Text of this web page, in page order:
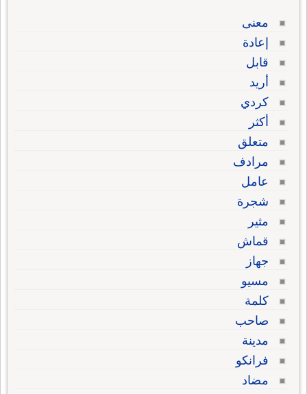
معنى
إعادة
قابل
أريد
كردي
أكثر
متعلق
مرادف
عامل
شجرة
مثير
قماش
جهاز
مسيو
كلمة
صاحب
مدينة
فرانكو
مضاد